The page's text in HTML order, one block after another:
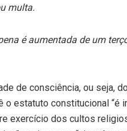
multa.
é aumentada de um
de consciência, ou seja,
estatuto constitucional “é
exercício dos cultos